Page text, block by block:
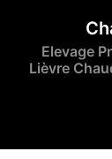
contenuElevage
Lièvre